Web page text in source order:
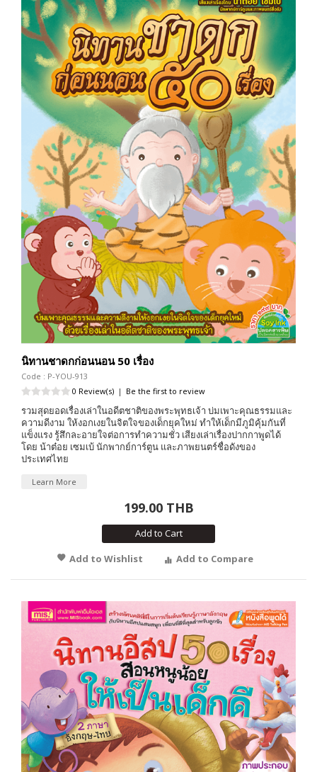
นิทานชาดกก่อนนอน 50 เรื่อง
Code : P-YOU-913
0 Review(s) | Be the first to review
รวมสุดยอดเรื่องเล่าในอดีตชาติของพระพุทธเจ้า บ่มเพาะคุณธรรมและ
ความดีงาม ให้งอกเงยในจิตใจของเด็กยุคใหม่ ทำให้เด็กมีภูมิคุ้มกันที่
แข็งแรง รู้สึกละอายใจต่อการทำความชั่ว เสียงเล่าเรื่องปากกาพูดได้
โดย น้าต๋อย เซมเบ้ นักพากย์การ์ตูน และภาพยนตร์ชื่อดังของ
ประเทศไทย
Learn More
199.00 THB
Add to Cart
Add to Wishlist
Add to Compare